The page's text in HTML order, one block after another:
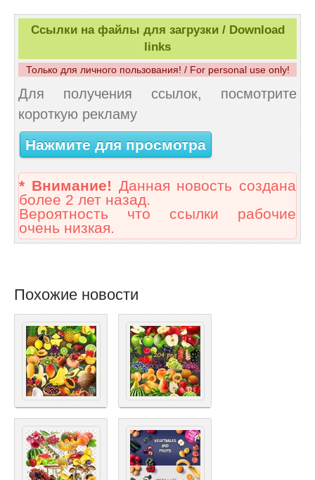
Ссылки на файлы для загрузки / Download
links
Только для личного пользования! / For personal use only!
Для получения ссылок, посмотрите
короткую рекламу
Нажмите для просмотра
* Внимание! Данная новость создана
более 2 лет назад.
Вероятность что ссылки рабочие
очень низкая.
Похожие новости